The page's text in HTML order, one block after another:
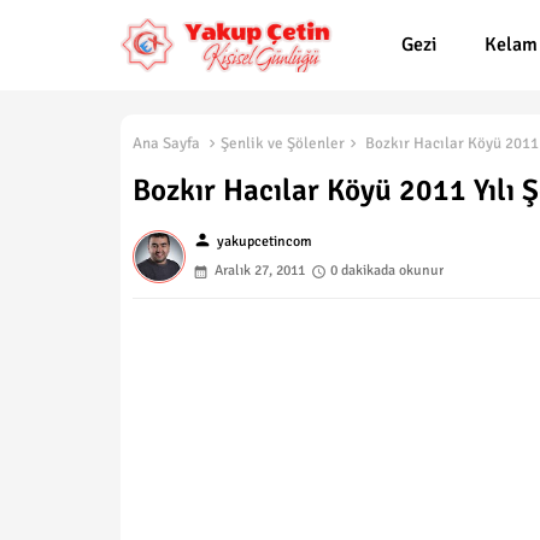
Gezi Kelam
Ana Sayfa Şenlik ve Şölenler Bozkır Hacılar Köyü
Bozkır Hacılar Köyü 2011
person yakupcetincom
Aralık 27, 2011
0 dakikada okunur